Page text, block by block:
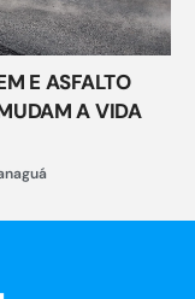
E ASFALTO
A VIDA